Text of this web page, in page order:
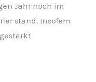
Jahr noch im
stand. Insofern